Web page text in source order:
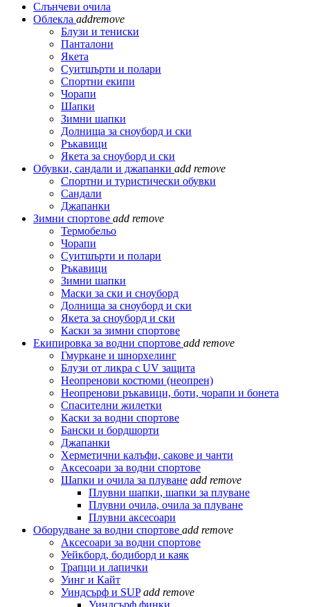
Слънчеви очила
Облекла addremove
Блузи и тениски
Панталони
Якета
Суитшърти и полари
Спортни екипи
Чорапи
Шапки
Зимни шапки
Долнища за сноуборд и ски
Ръкавици
Якета за сноуборд и ски
Обувки, сандали и джапанки add remove
Спортни и туристически обувки
Сандали
Джапанки
Зимни спортове add remove
Термобельо
Чорапи
Суитшърти и полари
Ръкавици
Зимни шапки
Маски за ски и сноуборд
Долнища за сноуборд и ски
Якета за сноуборд и ски
Каски за зимни спортове
Екипировка за водни спортове add remove
Гмуркане и шнорхелинг
Блузи от ликра с UV защита
Неопренови костюми (неопрен)
Неопренови ръкавици, боти, чорапи и бонета
Спасителни жилетки
Каски за водни спортове
Бански и бордшорти
Джапанки
Херметични калъфи, сакове и чанти
Аксесоари за водни спортове
Шапки и очила за плуване add remove
Плувни шапки, шапки за плуване
Плувни очила, очила за плуване
Плувни аксесоари
Оборудване за водни спортове add remove
Аксесоари за водни спортове
Уейкборд, бодиборд и каяк
Трапци и лапички
Уинг и Кайт
Уиндсърф и SUP add remove
Уиндсърф финки